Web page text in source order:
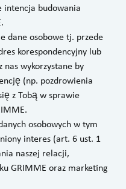
intencja budowania
dane osobowe tj. przede
korespondencyjny lub
wykorzystane by
(np. pozdrowienia
z Tobą w sprawie
osobowych w tym
interes (art. 6 ust. 1
naszej relacji,
GRIMME oraz marketing